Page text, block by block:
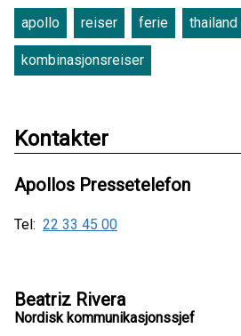
apollo reiser ferie thailand
kombinasjonsreiser
Kontakter
Apollos Pressetelefon
Tel: 22 33 45 00
Beatriz Rivera
Nordisk kommunikasjonssjef